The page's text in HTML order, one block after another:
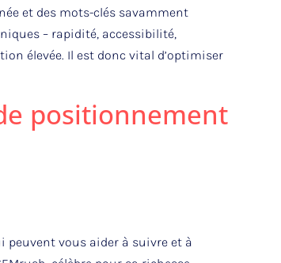
et des mots-clés savamment
– rapidité, accessibilité,
élevée. Il est donc vital d’optimiser
positionnement
peuvent vous aider à suivre et à